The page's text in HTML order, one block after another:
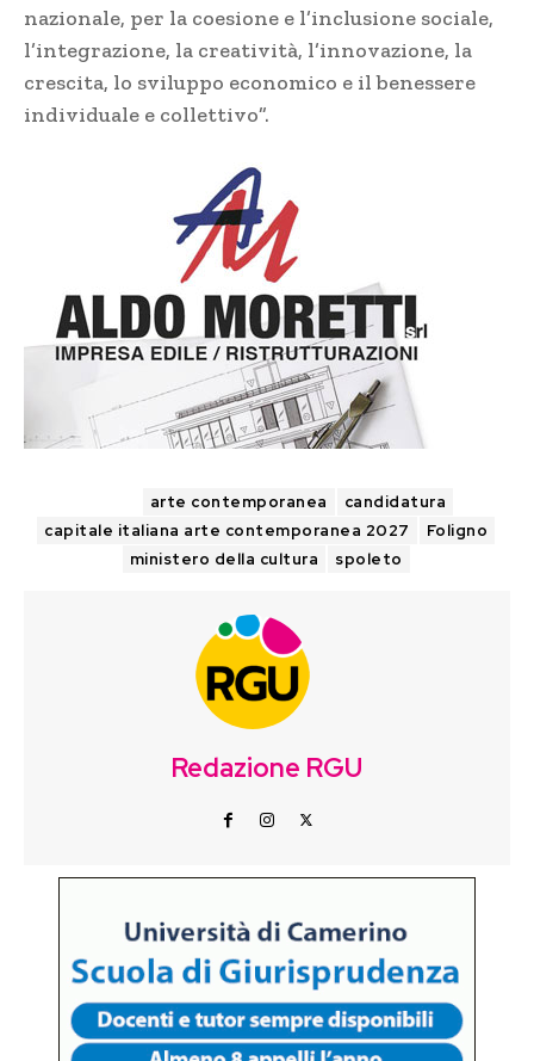
nazionale, per la coesione e l’inclusione sociale,
l’integrazione, la creatività, l’innovazione, la
crescita, lo sviluppo economico e il benessere
individuale e collettivo”.
arte contemporanea
candidatura
capitale italiana arte contemporanea 2027
Foligno
ministero della cultura
spoleto
Redazione RGU